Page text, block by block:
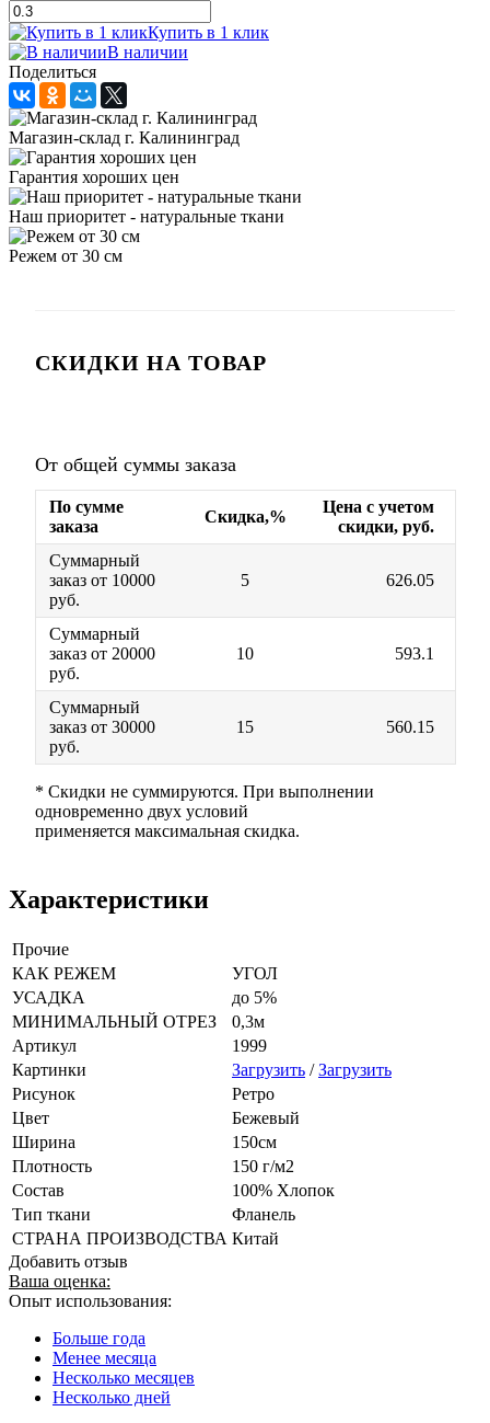
Купить в 1 клик
В наличии
Поделиться
Магазин-склад г. Калининград
Гарантия хороших цен
Наш приоритет - натуральные ткани
Режем от 30 см
СКИДКИ НА ТОВАР
От общей суммы заказа
По сумме
заказа
Скидка,%
Цена с учетом
скидки, руб.
Суммарный
заказ от 10000
руб.
5 626.05
Суммарный
заказ от 20000
руб.
10 593.1
Суммарный
заказ от 30000
руб.
15 560.15
* Скидки не суммируются. При выполнении
одновременно двух условий
применяется максимальная скидка.
Характеристики
Прочие
КАК РЕЖЕМ
УГОЛ
УСАДКА
до 5%
МИНИМАЛЬНЫЙ ОТРЕЗ
0,3м
Артикул
1999
Картинки
Загрузить /Загрузить
Рисунок
Ретро
Цвет
Бежевый
Ширина
150см
Плотность
150 г/м2
Состав
100% Хлопок
Тип ткани
Фланель
СТРАНА ПРОИЗВОДСТВА Китай
Добавить отзыв
Ваша оценка:
Опыт использования:
Больше года
Менее месяца
Несколько месяцев
Несколько дней